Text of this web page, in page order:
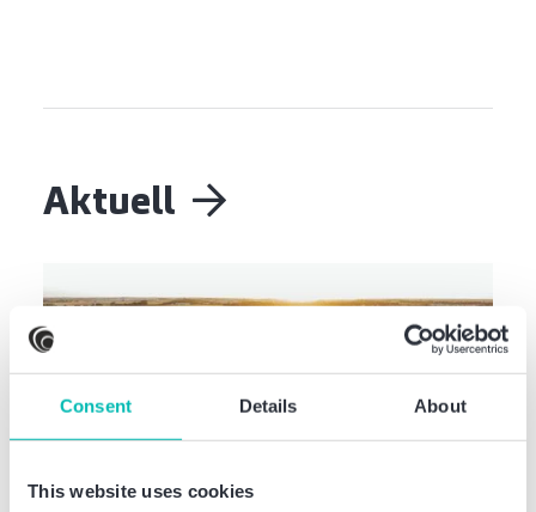
Consent Details About
This website uses cookies
Aktuell